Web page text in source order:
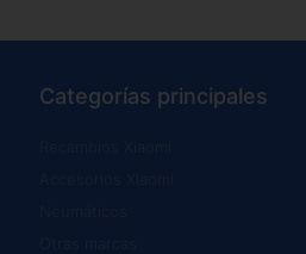
Categorías principales